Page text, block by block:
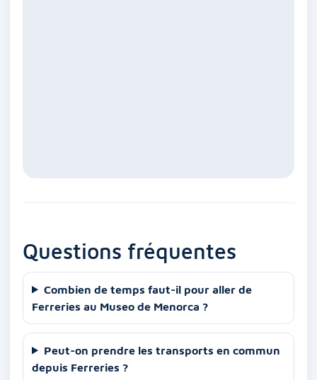
Questions fréquentes
Combien de temps faut-il pour aller de
Ferreries au Museo de Menorca ?
Peut-on prendre les transports en commun
depuis Ferreries ?